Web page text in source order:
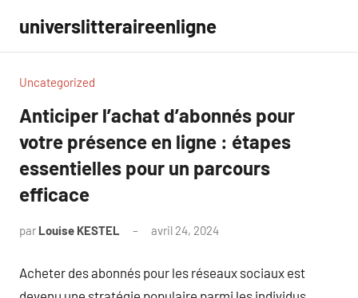
contenu
universlitteraireenligne
Uncategorized
Anticiper l’achat d’abonnés pour
votre présence en ligne : étapes
essentielles pour un parcours
efficace
par Louise KESTEL avril 24, 2024
Acheter des abonnés pour les réseaux sociaux est